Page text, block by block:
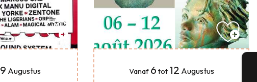
9 Augustus Vanaf 6 tot 12 Augustus